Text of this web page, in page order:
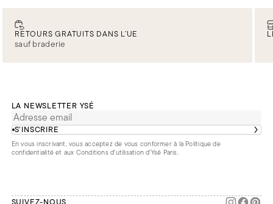
RETOURS GRATUITS DANS L’UE
sauf braderie
LA NEWSLETTER YSÉ
S’INSCRIRE
En vous inscrivant, vous acceptez de vous conformer à la Politique de
confidentialitéet aux Conditions d'utilisation d’Ysé Paris.